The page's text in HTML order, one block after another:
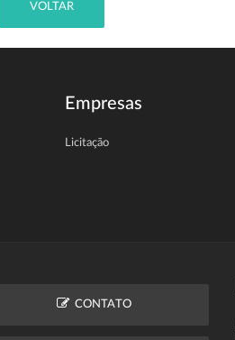
VOLTAR
Empresas
Licitação
CONTATO